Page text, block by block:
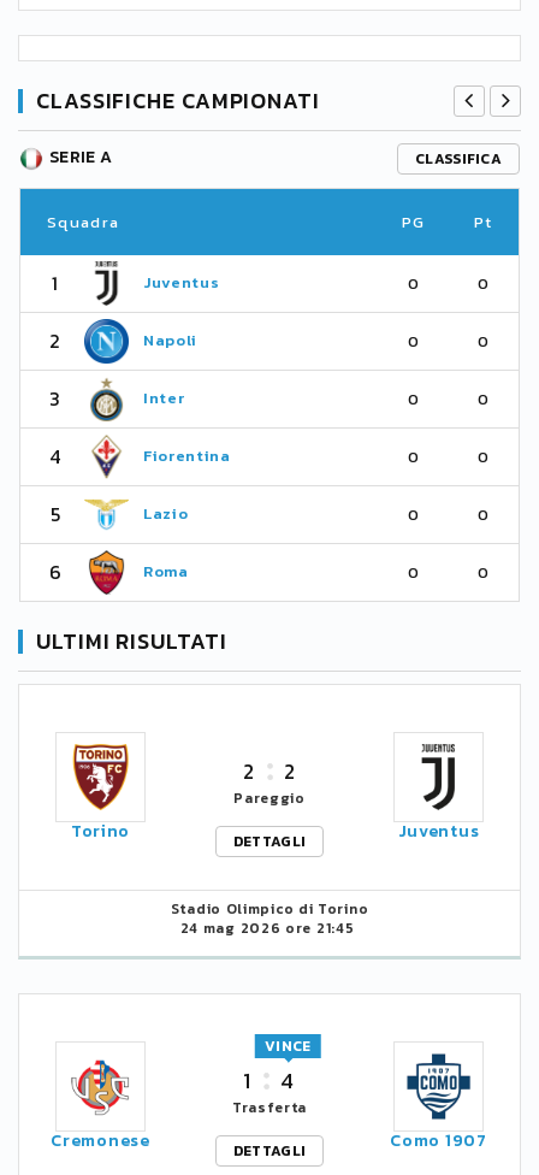
CLASSIFICHE CAMPIONATI
SERIE A CLASSIFICA
Squadra PG Pt
1 Juventus 0 0
2 Napoli 0 0
3 Inter 0 0
4 Fiorentina 0 0
5 Lazio 0 0
6 Roma 0 0
ULTIMI RISULTATI
Torino
2 2
Pareggio
DETTAGLI
Juventus
Stadio Olimpico di Torino
24 mag 2026 ore 21:45
Cremonese
1 4
VINCE
Trasferta
DETTAGLI
Como 1907